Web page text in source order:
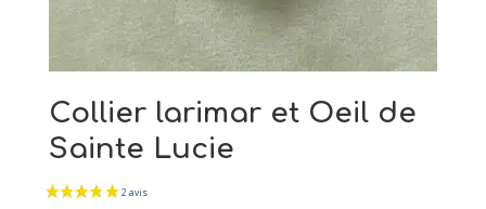
Collier larimar et Oeil de
Sainte Lucie